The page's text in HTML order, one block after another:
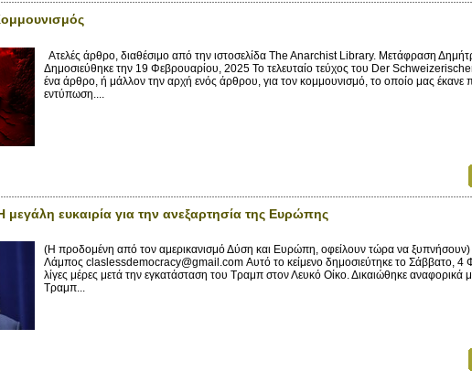
Ατελές άρθρο, διαθέσιμο από την ιστοσελίδα The Anarchist Library. Μετάφραση
Δημοσιεύθηκε την 19 Φεβρουαρίου, 2025 Το τελευταίο τεύχος του Der
ένα άρθρο, ή μάλλον την αρχή ενός άρθρου, για τον κομμουνισμό, το οποίο μας έκανε
εντύπωση....
μεγάλη ευκαιρία για την ανεξαρτησία της Ευρώπης
(Η προδομένη από τον αμερικανισμό Δύση και Ευρώπη, οφείλουν τώρα να
Λάμπος claslessdemocracy@gmail.com Αυτό το κείμενο δημοσιεύτηκε το Σάββατο, 4
λίγες μέρες μετά την εγκατάσταση του Τραμπ στον Λευκό Οίκο. Δικαιώθηκε αναφορικά
Τραμπ...